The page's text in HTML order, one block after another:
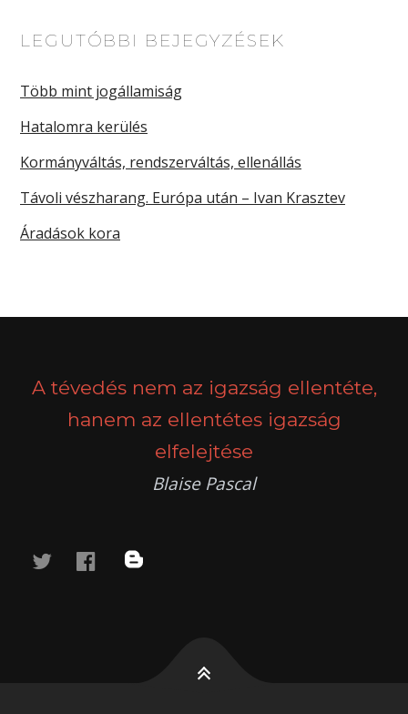
LEGUTÓBBI BEJEGYZÉSEK
Több mint jogállamiság
Hatalomra kerülés
Kormányváltás, rendszerváltás, ellenállás
Távoli vészharang. Európa után – Ivan Krasztev
Áradások kora
A tévedés nem az igazság ellentéte,
hanem az ellentétes igazság
elfelejtése
Blaise Pascal
twitterfacebook
blog